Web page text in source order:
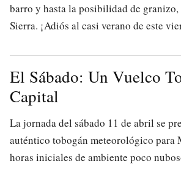
barro y hasta la posibilidad de
Sierra. ¡Adiós al casi verano de este
El Sábado: Un Vuelco
Capital
La jornada del sábado 11 de abril se
auténtico tobogán meteorológico para
horas iniciales de ambiente poco